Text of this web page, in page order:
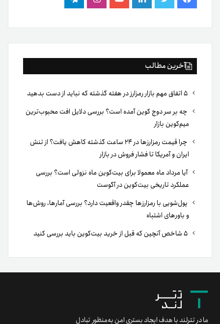
فیس
بوک
توییتر لینکدینیوتیوباینستاگرام
تلگرام
آخرین مطالب
چه بر سر دوج کوین آمده است؟ بررسی دلایل افت محبوب‌ترین
میم‌کوین بازار
چرا قیمت رمزارزها در ۲۴ ساعت گذشته کاهش یافت؟ از تنش
ایران و آمریکا تا فشار فروش در بازار
آیا مرداد ماه معمولا برای بیت‌کوین ماه نزولی است؟ بررسی
عملکرد تاریخی بیت‌کوین در آگوست
پول‌شویی با رمزارزها چقدر واقعیت دارد؟ بررسی آمارها، روش‌ها
و باورهای اشتباه
ما در تترلند با هدف ایجاد بستری امن به‌منظور تبادل